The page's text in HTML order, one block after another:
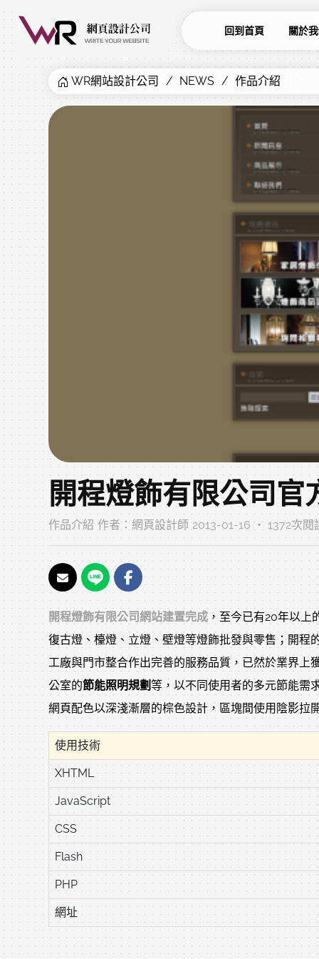
回到首頁 關於
WR網站設計公司 NEWS 作品介紹
開程燈飾有限公司官
作品介紹 作者： 網頁設計師 2013-01-16 ‧ 1372次閱
開程燈飾有限公司網站建置完成 ，至今已有20年以
復古燈、檯燈、立燈、壁燈等燈飾批發與零售；開程
工廠與門市整合作出完善的服務品質，已然於業界上
公室的節能照明規劃等，以不同使用者的多元節能需
網頁配色以深淺漸層的棕色設計，區塊間使用陰影拉
使用技術
XHTML
JavaScript
CSS
Flash
PHP
網址